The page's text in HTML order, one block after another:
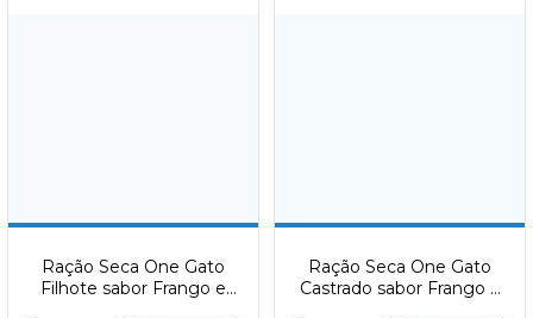
Ração Seca One Gato
Filhote sabor Frango e
Ração Seca One Gato
Castrado sabor Frango e